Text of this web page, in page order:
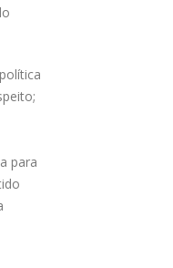
para